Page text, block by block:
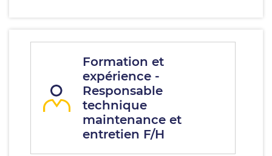
Formation et
expérience -
Responsable
technique
maintenance et
entretien F/H